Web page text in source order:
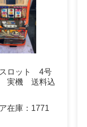
ロット 4号
実機 送料込
在庫： 1771